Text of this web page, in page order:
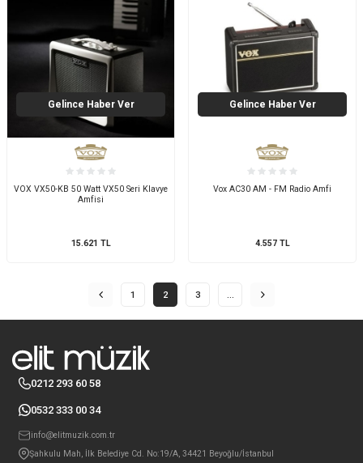
VOX VX50-KB 50 Watt VX50 Seri Klavye
Amfisi
15.621 TL
Gelince Haber Ver
Vox AC30 AM - FM Radio Amfi
4.557TL
Gelince Haber Ver
1 2 3
0212 293 60 58
0532 333 00 34
info@elitmuzik.com.tr
Şahkulu Mah, İlk Belediye Cd. No:19/A, 34421 Beyoğlu/İstanbul